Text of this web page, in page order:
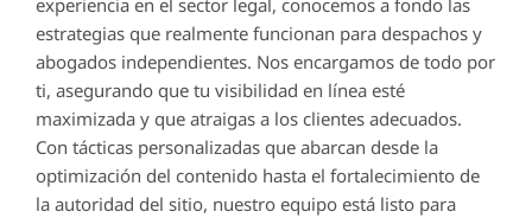
estrategias que realmente funcionan para despachos y
abogados independientes. Nos encargamos de todo por
ti, asegurando que tu visibilidad en línea esté
maximizada y que atraigas a los clientes adecuados.
Con tácticas personalizadas que abarcan desde la
optimización del contenido hasta el fortalecimiento de
la autoridad del sitio, nuestro equipo está listo para